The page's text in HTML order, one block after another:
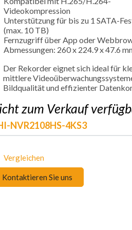
Videokompression
Unterstützung für bis zu 1 SATA-
(max. 10 TB)
Fernzugriff über App oder
Abmessungen: 260 x 224.9 x 47.6
Der Rekorder eignet sich ideal für
mittlere
Bildqualität und effizienter
zum Verkauf
NVR2108HS-4KS3
Vergleichen
Kontaktieren Sie uns